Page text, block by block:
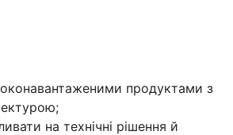
продуктами з
на технічні рішення й